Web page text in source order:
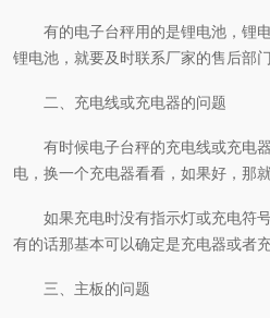
有的电子台秤用的是锂电池，锂
锂电池，就要及时联系厂家的售后部门
二、 充电线或充电器的问题
有时候电子台秤的充电线或充电
电，换一个充电器看看，如果好，那
如果充电时没有指示灯或充电符
有的话那基本可以确定是充电器或者
三、 主板的问题